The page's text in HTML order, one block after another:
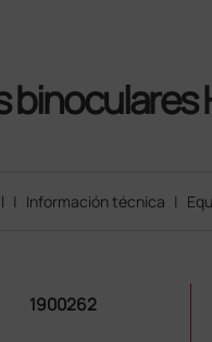
binoculares
| Información técnica |
1900262